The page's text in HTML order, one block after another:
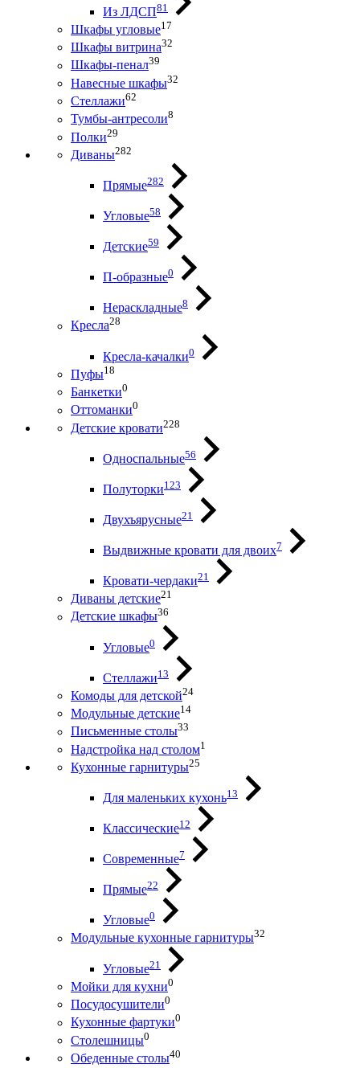
Из ЛДСП81
Шкафы угловые17
Шкафы витрина32
Шкафы-пенал39
Навесные шкафы32
Стеллажи62
Тумбы-антресоли8
Полки29
Диваны282
Прямые282
Угловые58
Детские59
П-образные0
Нераскладные8
Кресла28
Кресла-качалки0
Пуфы18
Банкетки0
Оттоманки0
Детские кровати228
Односпальные56
Полуторки123
Двухъярусные21
Выдвижные кровати для двоих7
Кровати-чердаки21
Диваны детские21
Детские шкафы36
Угловые0
Стеллажи13
Комоды для детской24
Модульные детские14
Письменные столы33
Надстройка над столом1
Кухонные гарнитуры25
Для маленьких кухонь13
Классические12
Современные7
Прямые22
Угловые0
Модульные кухонные гарнитуры32
Угловые21
Мойки для кухни0
Посудосушители0
Кухонные фартуки0
Столешницы0
Обеденные столы40